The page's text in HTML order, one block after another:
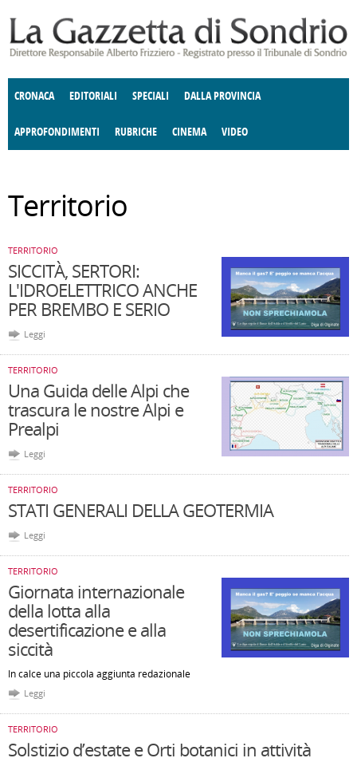
CRONACA EDITORIALI SPECIALI DALLA PROVINCIA
APPROFONDIMENTI
CULTURA E SPETTACOLI
RUBRICHE
DELLE IDEE FATTI DELLO SPIRITO
CINEMA VIDEO
Territorio
TERRITORIO
SICCITÀ, SERTORI:
L'IDROELETTRICO ANCHE
PER BREMBO E SERIO
Leggi
TERRITORIO
Una Guida delle Alpi che
trascura le nostre Alpi e
Prealpi
Leggi
TERRITORIO
STATI GENERALI DELLA GEOTERMIA
Leggi
TERRITORIO
Giornata internazionale
della lotta alla
desertificazione e alla
siccità
In calce una piccola aggiunta redazionale
Leggi
TERRITORIO
Solstizio d’estate e Orti botanici in attività